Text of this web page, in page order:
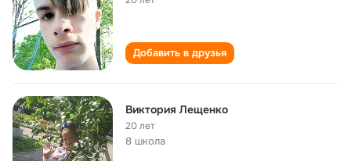
Добавить в друзья
Виктория Лещенко
20 лет
8 школа